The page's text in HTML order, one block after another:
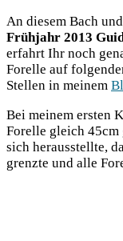
An die­sem Bach
Früh­jahr 2013
erfahrt Ihr noch
Forel­le auf
Stel­len in mei­nem
Bei mei­nem ers­ten
Forel­le gleich
sich her­aus­stell­te,
grenz­te und alle